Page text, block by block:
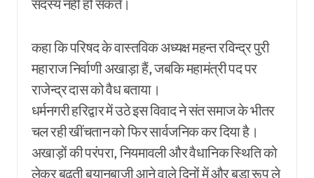
सदस्य नहीं हो सकते।
कहा कि परिषद के वास्तविक अध्यक्ष महन्त रविन्द्र पुरी
महाराज निर्वाणी अखाड़ा हैं, जबकि महामंत्री पद पर
राजेन्द्र दास को वैध बताया।
धर्मनगरी हरिद्वार में उठे इस विवाद ने संत समाज के भीतर
चल रही खींचतान को फिर सार्वजनिक कर दिया है।
अखाड़ों की परंपरा, नियमावली और वैधानिक स्थिति को
लेकर बढ़ती बयानबाजी आने वाले दिनों में और बड़ा रूप ले